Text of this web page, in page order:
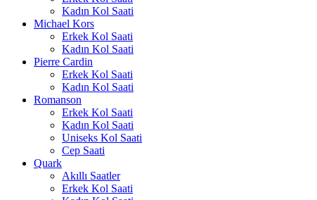
Kadın Kol Saati
Michael Kors
Erkek Kol Saati
Kadın Kol Saati
Pierre Cardin
Erkek Kol Saati
Kadın Kol Saati
Romanson
Erkek Kol Saati
Kadın Kol Saati
Uniseks Kol Saati
Cep Saati
Quark
Akıllı Saatler
Erkek Kol Saati